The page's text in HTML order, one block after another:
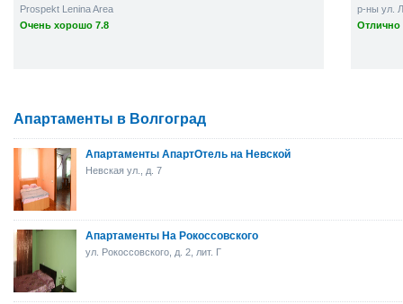
Prospekt Lenina Area
Очень хорошо 7.8
р-ны ул.
Отлично
Апартаменты в Волгоград
Апартаменты АпартОтель на Невской
Невская ул., д. 7
Апартаменты На Рокоссовского
ул. Рокоссовского, д. 2, лит. Г